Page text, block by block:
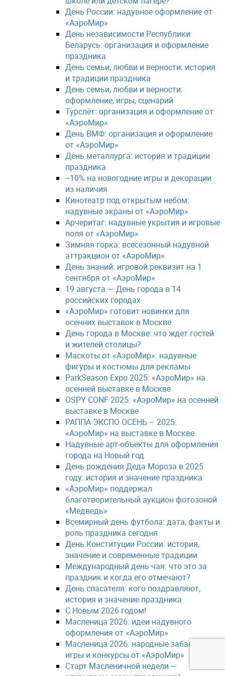
День России: надувное оформление от
«АэроМир»
День независимости Республики
Беларусь: организация и оформление
праздника
День семьи, любви и верности: история
и традиции праздника
День семьи, любви и верности:
оформление, игры, сценарий
Турслёт: организация и оформление от
«АэроМир»
День ВМФ: организация и оформление
от «АэроМир»
День металлурга: история и традиции
праздника
−10% на новогодние игры и декорации
из наличия
Кинотеатр под открытым небом:
надувные экраны от «АэроМир»
Арчеритаг: надувные укрытия и игровые
поля от «АэроМир»
Зимняя горка: всесезонный надувной
аттракцион от «АэроМир»
День знаний: игровой реквизит на 1
сентября от «АэроМир»
19 августа — День города в 14
российских городах
«АэроМир» готовит новинки для
осенних выставок в Москве
День города в Москве: что ждет гостей
и жителей столицы?
Маскоты от «АэроМир»: надувные
фигуры и костюмы для рекламы
ParkSeason Expo 2025: «АэроМир» на
осенней выставке в Москве
OSPY CONF 2025: «АэроМир» на осенней
выставке в Москве
РАППА ЭКСПО ОСЕНЬ – 2025:
«АэроМир» на выставке в Москве
Надувные арт-объекты для оформления
города на Новый год
День рождения Деда Мороза в 2025
году: история и значение праздника
«АэроМир» поддержал
благотворительный аукцион фотозоной
«Медведь»
Всемирный день футбола: дата, факты и
роль праздника сегодня
День Конституции России: история,
значение и современные традиции
Международный день чая: что это за
праздник и когда его отмечают?
День спасателя: кого поздравляют,
история и значение праздника
С Новым 2026 годом!
Масленица 2026: идеи надувного
оформления от «АэроМир»
Масленица 2026: народные забавы,
игры и конкурсы от «АэроМир»
Старт Масленичной недели —